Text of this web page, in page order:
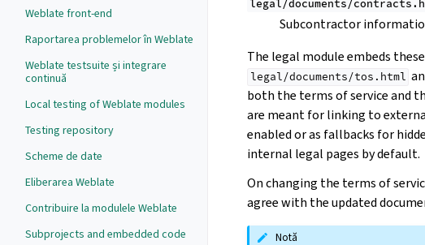
Weblate front-end
Raportarea problemelor în Weblate
Weblate testsuite și integrare
continuă
Local testing of Weblate modules
Testing repository
Scheme de date
Eliberarea Weblate
Contribuire la modulele Weblate
Subprojects and embedded code
legal/documents/
Subcontractor
The legal module embeds
legal/documents/tos.html
both the terms of service and
are meant for linking to
enabled or as fallbacks for
internal legal pages by default.
On changing the terms of
agree with the updated
Notă